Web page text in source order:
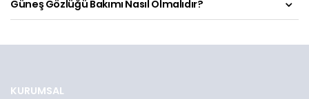
Güneş Gözlüğü Bakımı Nasıl Olmalıdır?
KURUMSAL